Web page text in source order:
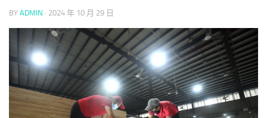
BY ADMIN · 2024 年 10 月 29 日